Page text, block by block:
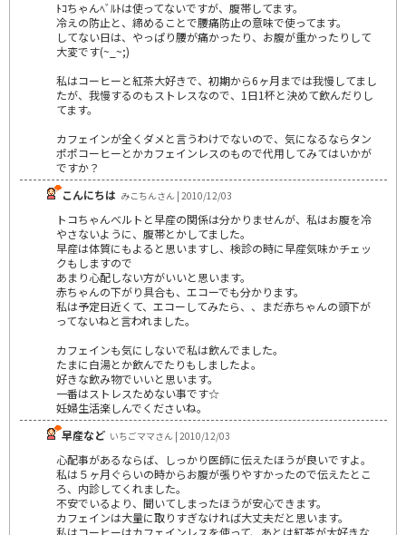
ﾄｺちゃんﾍﾞﾙﾄは使ってないですが、腹帯してます。
冷えの防止と、締めることで腰痛防止の意味で使ってます。
してない日は、やっぱり腰が痛かったり、お腹が重かったりして
大変です(~_~;)
私はコーヒーと紅茶大好きで、初期から6ヶ月までは我慢してまし
たが、我慢するのもストレスなので、1日1杯と決めて飲んだりし
てます。
カフェインが全くダメと言うわけでないので、気になるならタン
ポポコーヒーとかカフェインレスのもので代用してみてはいかが
ですか？
こんにちは みこちんさん | 2010/12/03
トコちゃんべルトと早産の関係は分かりませんが、私はお腹を冷
やさないように、腹帯とかしてました。
早産は体質にもよると思いますし、検診の時に早産気味かチェッ
クもしますので
あまり心配しない方がいいと思います。
赤ちゃんの下がり具合も、エコーでも分かります。
私は予定日近くて、エコーしてみたら、、まだ赤ちゃんの頭下が
ってないねと言われました。
カフェインも気にしないで私は飲んでました。
たまに白湯とか飲んでたりもしましたよ。
好きな飲み物でいいと思います。
一番はストレスためない事です☆
妊婦生活楽しんでくださいね。
早産など いちごママさん | 2010/12/03
心配事があるならば、しっかり医師に伝えたほうが良いですよ。
私は５ヶ月ぐらいの時からお腹が張りやすかったので伝えたとこ
ろ、内診してくれました。
不安でいるより、聞いてしまったほうが安心できます。
カフェインは大量に取りすぎなければ大丈夫だと思います。
私はコーヒーはカフェインレスを使って、あとは紅茶が大好きな